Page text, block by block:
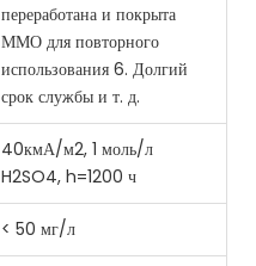
переработана и покрыта
ММО для повторного
использования 6. Долгий
срок службы и т. д.
40кмА/м2, 1 моль/л
H2SO4, h=1200 ч
< 50 мг/л